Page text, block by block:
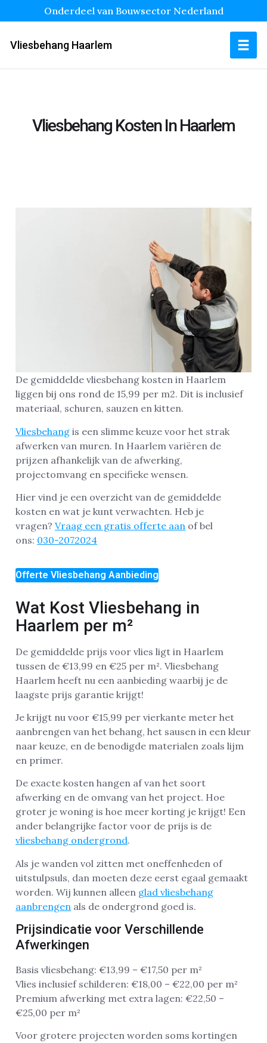
Onderdeel van Bouwsector Nederland
Vliesbehang Haarlem
Vliesbehang Kosten In Haarlem
De gemiddelde vliesbehang kosten in Haarlem
liggen bij ons rond de 15,99 per m2. Dit is inclusief
materiaal, schuren, sauzen en kitten.
Vliesbehang is een slimme keuze voor het strak
afwerken van muren. In Haarlem variëren de
prijzen afhankelijk van de afwerking,
projectomvang en specifieke wensen.
Hier vind je een overzicht van de gemiddelde
kosten en wat je kunt verwachten. Heb je
vragen? Vraag een gratis offerte aan of bel
ons: 030-2072024
Offerte Vliesbehang Aanbieding
Wat Kost Vliesbehang in
Haarlem per m²
De gemiddelde prijs voor vlies ligt in Haarlem
tussen de €13,99 en €25 per m². Vliesbehang
Haarlem heeft nu een aanbieding waarbij je de
laagste prijs garantie krijgt!
Je krijgt nu voor €15,99 per vierkante meter het
aanbrengen van het behang, het sausen in een kleur
naar keuze, en de benodigde materialen zoals lijm
en primer.
De exacte kosten hangen af van het soort
afwerking en de omvang van het project. Hoe
groter je woning is hoe meer korting je krijgt! Een
ander belangrijke factor voor de prijs is de
vliesbehang ondergrond.
Als je wanden vol zitten met oneffenheden of
uitstulpsuls, dan moeten deze eerst egaal gemaakt
worden. Wij kunnen alleen glad vliesbehang
aanbrengen als de ondergrond goed is.
Prijsindicatie voor Verschillende
Afwerkingen
Basis vliesbehang: €13,99 – €17,50 per m²
Vlies inclusief schilderen: €18,00 – €22,00 per m²
Premium afwerking met extra lagen: €22,50 –
€25,00 per m²
Voor grotere projecten worden soms kortingen